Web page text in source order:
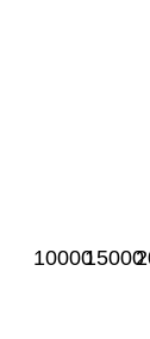
1000015000